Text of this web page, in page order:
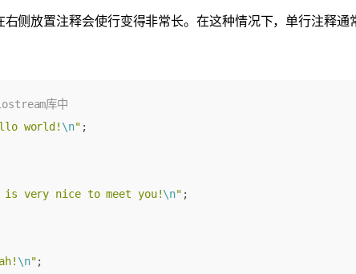
侧放置注释会使行变得非常长。在这种情况下，单行注释通
world! \n" ;
very nice to meet you!\n" ;
\n";